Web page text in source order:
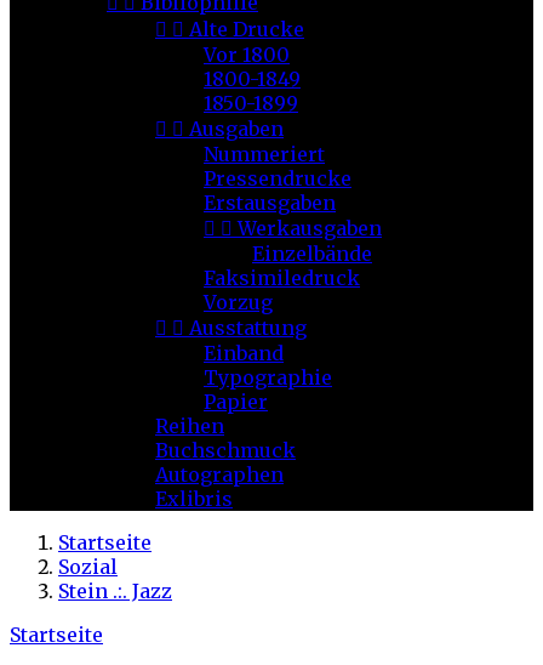
  Alte Drucke
Vor 1800
1800-1849
1850-1899
  Ausgaben
Nummeriert
Pressendrucke
Erstausgaben
  Werkausgaben
Einzelbände
Faksimiledruck
Vorzug
  Ausstattung
Einband
Typographie
Papier
Reihen
Buchschmuck
Autographen
Exlibris
Startseite
Sozial
Stein .:. Jazz
Startseite